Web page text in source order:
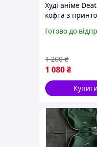
Худі аніме
кофта з
жіноча чорна
Готово до
1 080₴
1 200 ₴
Купити